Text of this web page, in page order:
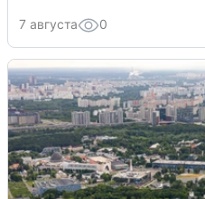
7 августа 0